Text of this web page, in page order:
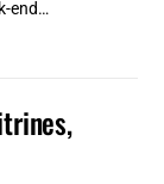
end…